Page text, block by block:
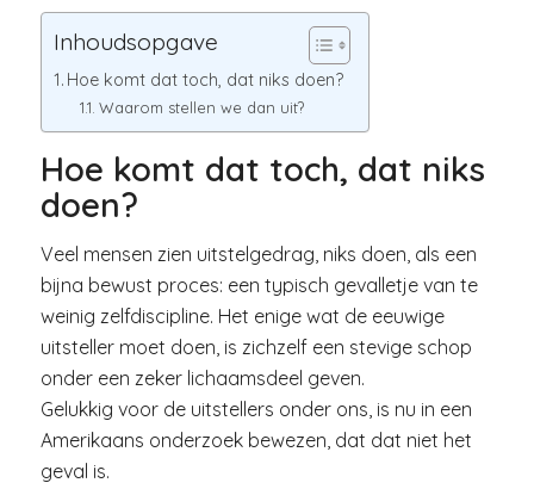
Inhoudsopgave
Hoe komt dat toch, dat niks doen?
Waarom stellen we dan uit?
Hoe komt dat toch, dat niks
doen?
Veel mensen zien uitstelgedrag, niks doen, als een
bijna bewust proces: een typisch gevalletje van te
weinig zelfdiscipline. Het enige wat de eeuwige
uitsteller moet doen, is zichzelf een stevige schop
onder een zeker lichaamsdeel geven.
Gelukkig voor de uitstellers onder ons, is nu in een
Amerikaans onderzoek bewezen, dat dat niet het
geval is.